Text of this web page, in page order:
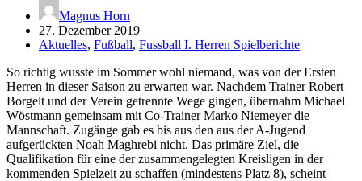
Magnus Horn
27. Dezember 2019
Aktuelles, Fußball, Fussball I. Herren Spielberichte
So richtig wusste im Sommer wohl niemand, was von der Ersten
Herren in dieser Saison zu erwarten war. Nachdem Trainer Robert
Borgelt und der Verein getrennte Wege gingen, übernahm Michael
Wöstmann gemeinsam mit Co-Trainer Marko Niemeyer die
Mannschaft. Zugänge gab es bis aus den aus der A-Jugend
aufgerückten Noah Maghrebi nicht. Das primäre Ziel, die
Qualifikation für eine der zusammengelegten Kreisligen in der
kommenden Spielzeit zu schaffen (mindestens Platz 8), scheint